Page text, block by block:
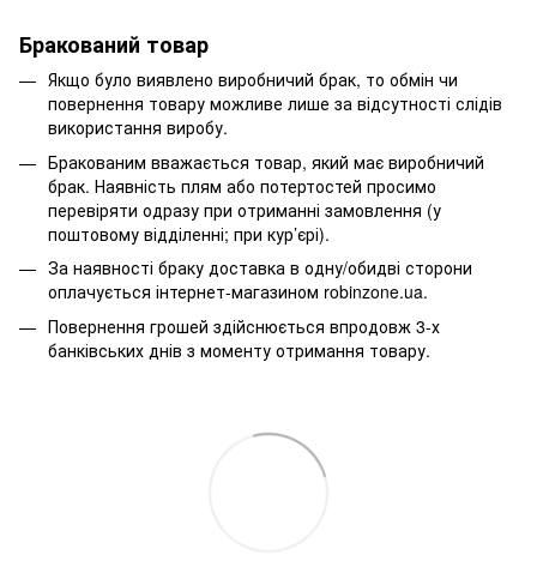
Бракований товар
Якщо було виявлено виробничий брак, то обмін чи
повернення товару можливе лише за відсутності слідів
використання виробу.
Бракованим вважається товар, який має виробничий
брак. Наявність плям або потертостей просимо
перевіряти одразу при отриманні замовлення (у
поштовому відділенні; при кур’єрі).
За наявності браку доставка в одну/обидві сторони
оплачується інтернет-магазином robinzone.ua.
Повернення грошей здійснюється впродовж 3-х
банківських днів з моменту отримання товару.